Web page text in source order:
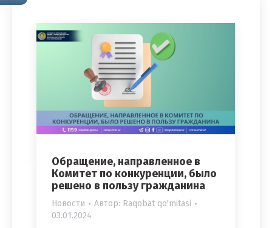
Обращение, направленное в
Комитет по конкуренции, было
решено в пользу гражданина
Новости Автор: Raqobat qo'mitasi
03.01.2024